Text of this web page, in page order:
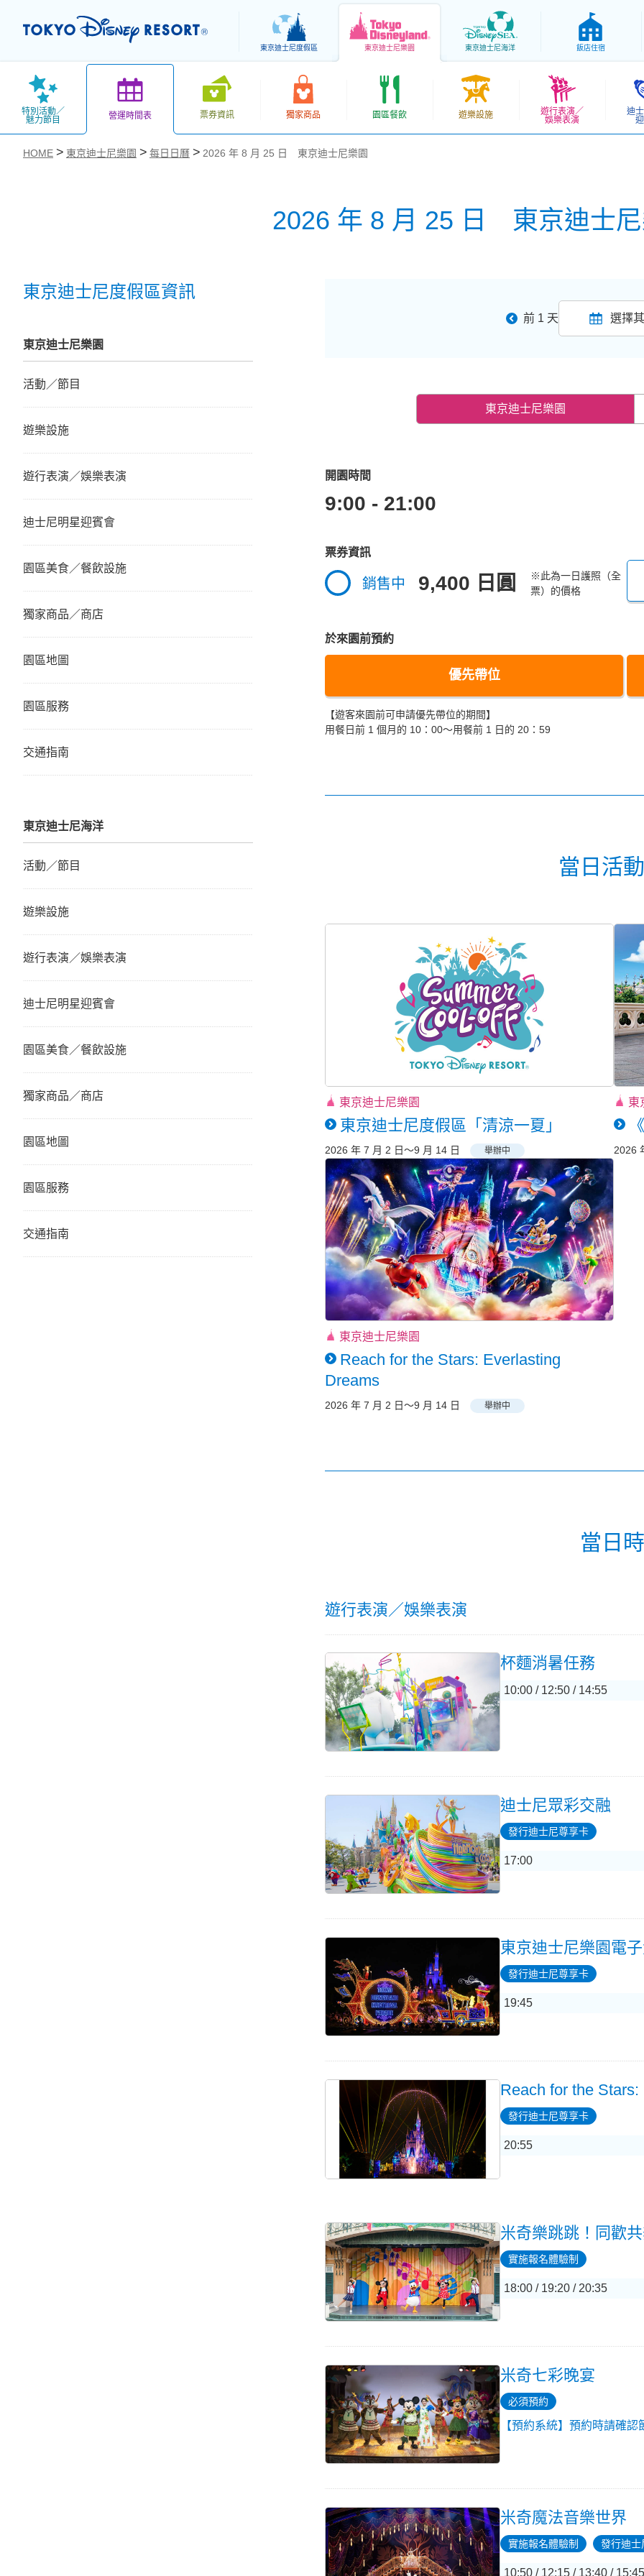
東京迪士尼度假區 東京迪士尼樂園 東京迪士尼海洋 飯店住宿
特別活動／
魅力節目
營運時間表 票券資訊 獨家商品 園區餐飲 遊樂設施
遊行表演／
娛樂表演
迪
HOME 東京迪士尼樂園 每日日曆 2026 年 8 月 25 日 東京迪士尼樂園
2026 年 8 月 25 日 東京迪士
前 1 天 選擇
東京迪士尼樂園
開園時間
9:00 - 21:00
票券資訊
銷售中 9,400 日圓
※此為一日護照（全
票）的價格
於來園前預約
優先帶位
【遊客來園前可申請優先帶位的期間】
用餐日前 1 個月的 10：00～用餐前 1 日的 20：59
當日活
東京迪士尼樂園
東京迪士尼度假區「清涼一夏」
2026 年 7 月 2 日～9 月 14 日 舉辦中
東
2026
東京迪士尼樂園
Reach for the Stars: Everlasting
Dreams
2026 年 7 月 2 日～9 月 14 日 舉辦中
當日
遊行表演／娛樂表演
杯麵消暑任務
10:00 / 12:50 / 14:55
迪士尼眾彩交融
發行迪士尼尊享卡
17:00
東京迪士尼樂園電
發行迪士尼尊享卡
19:45
Reach for the
發行迪士尼尊享卡
20:55
米奇樂跳跳！同歡
實施報名體驗制
18:00 / 19:20 / 20:35
米奇七彩晚宴
必須預約
【預約系統】預約時請確認
米奇魔法音樂世界
實施報名體驗制 發行迪士
10:50 / 12:15 / 13:40 /
東京迪士尼度假區資訊
東京迪士尼樂園
活動／節目
遊樂設施
遊行表演／娛樂表演
迪士尼明星迎賓會
園區美食／餐飲設施
獨家商品／商店
園區地圖
園區服務
交通指南
東京迪士尼海洋
活動／節目
遊樂設施
遊行表演／娛樂表演
迪士尼明星迎賓會
園區美食／餐飲設施
獨家商品／商店
園區地圖
園區服務
交通指南